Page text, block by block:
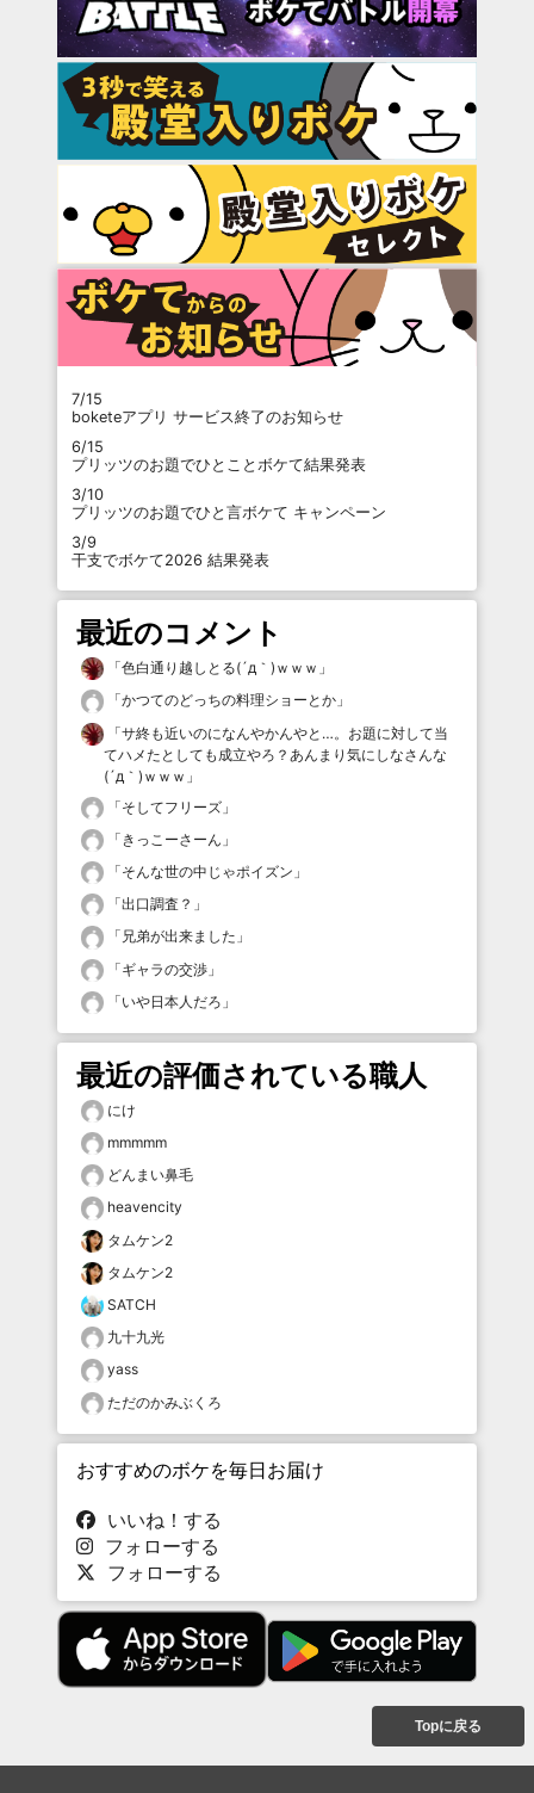
7/15
boketeアプリ サービス終了のお知らせ
6/15
プリッツのお題でひとことボケて結果発表
3/10
プリッツのお題でひと言ボケて キャンペーン
3/9
干支でボケて2026 結果発表
最近のコメント
「色白通り越しとる(´д｀)ｗｗｗ 」
「かつてのどっちの料理ショーとか 」
「サ終も近いのになんやかんやと…。お題に対して当
てハメたとしても成立やろ？あんまり気にしなさんな
(´д｀)ｗｗｗ 」
「そしてフリーズ 」
「 きっこーさーん 」
「そんな世の中じゃポイズン 」
「出口調査？ 」
「 兄弟が出来ました 」
「ギャラの交渉 」
「いや日本人だろ 」
最近の評価されている職人
にけ
mmmmm
どんまい鼻毛
heavencity
タムケン2
タムケン2
SATCH
九十九光
yass
ただのかみぶくろ
おすすめのボケを毎日お届け
いいね！する
フォローする
フォローする
Topに戻る